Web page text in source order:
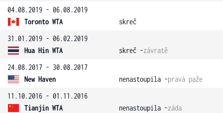
04.08.2019 - 06.08.2019
Toronto WTA
skreč
31.01.2019 - 06.02.2019
Hua Hin WTA
skreč -závratě
24.08.2017 - 30.08.2017
New Haven
nenastoupila -pravá paže
11.10.2016 - 01.11.2016
Tianjin WTA
nenastoupila -záda